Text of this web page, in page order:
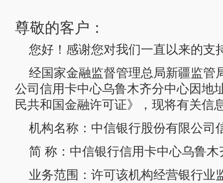
尊敬的客户：
您好！感谢您对我们一直以来的支
经国家金融监督管理总局新疆监管
公司信用卡中心乌鲁木齐分中心因地
民共和国金融许可证》，现将有关信
机构名称：中信银行股份有限公司
简 称：中信银行信用卡中心乌鲁木
业务范围：许可该机构经营银行业